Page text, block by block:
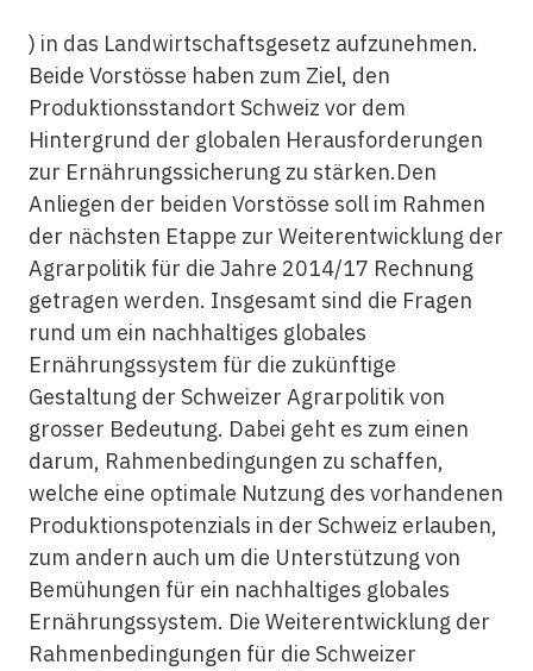
) in das Landwirtschaftsgesetz aufzunehmen.
Beide Vorstösse haben zum Ziel, den
Produktionsstandort Schweiz vor dem
Hintergrund der globalen Herausforderungen
zur Ernährungssicherung zu stärken.Den
Anliegen der beiden Vorstösse soll im Rahmen
der nächsten Etappe zur Weiterentwicklung der
Agrarpolitik für die Jahre 2014/17 Rechnung
getragen werden. Insgesamt sind die Fragen
rund um ein nachhaltiges globales
Ernährungssystem für die zukünftige
Gestaltung der Schweizer Agrarpolitik von
grosser Bedeutung. Dabei geht es zum einen
darum, Rahmenbedingungen zu schaffen,
welche eine optimale Nutzung des vorhandenen
Produktionspotenzials in der Schweiz erlauben,
zum andern auch um die Unterstützung von
Bemühungen für ein nachhaltiges globales
Ernährungssystem. Die Weiterentwicklung der
Rahmenbedingungen für die Schweizer